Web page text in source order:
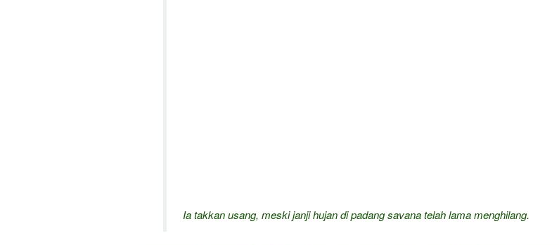
Ia takkan usang, meski janji hujan di padang savana telah lama menghilang.